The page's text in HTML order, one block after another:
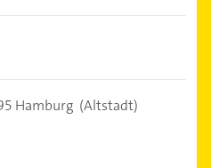
Hamburg (Altstadt)